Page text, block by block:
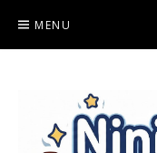
content
MENU